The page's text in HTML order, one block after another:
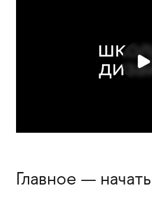
Главное — начать